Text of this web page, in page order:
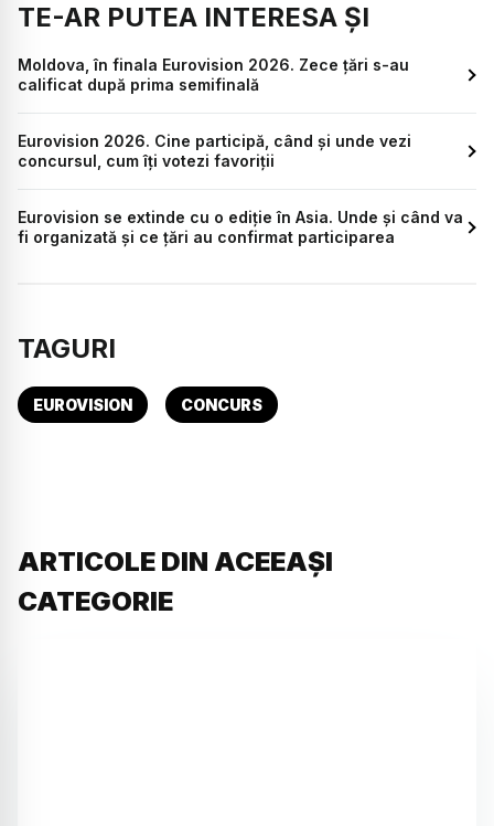
TE-AR PUTEA INTERESA ȘI
Moldova, în finala Eurovision 2026. Zece țări s-au
calificat după prima semifinală
Eurovision 2026. Cine participă, când și unde vezi
concursul, cum îți votezi favoriții
Eurovision se extinde cu o ediție în Asia. Unde și când va
fi organizată și ce țări au confirmat participarea
TAGURI
EUROVISION CONCURS
ARTICOLE DIN ACEEAȘI
CATEGORIE